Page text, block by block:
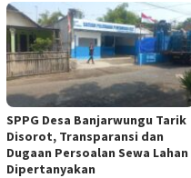
SPPG Desa Banjarwungu Tarik
Disorot, Transparansi dan
Dugaan Persoalan Sewa Lahan
Dipertanyakan